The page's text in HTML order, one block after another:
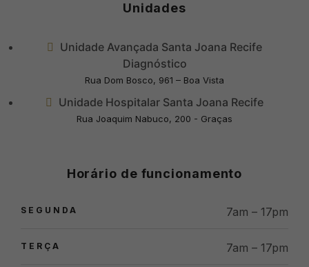
Unidades
Unidade Avançada Santa Joana Recife
Diagnóstico
Rua Dom Bosco, 961 – Boa Vista
Unidade Hospitalar Santa Joana Recife
Rua Joaquim Nabuco, 200 - Graças
Horário de funcionamento
SEGUNDA 7am – 17pm
TERÇA 7am – 17pm